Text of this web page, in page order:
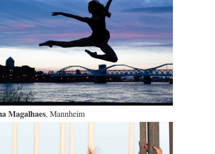
Magalhaes, Mannheim